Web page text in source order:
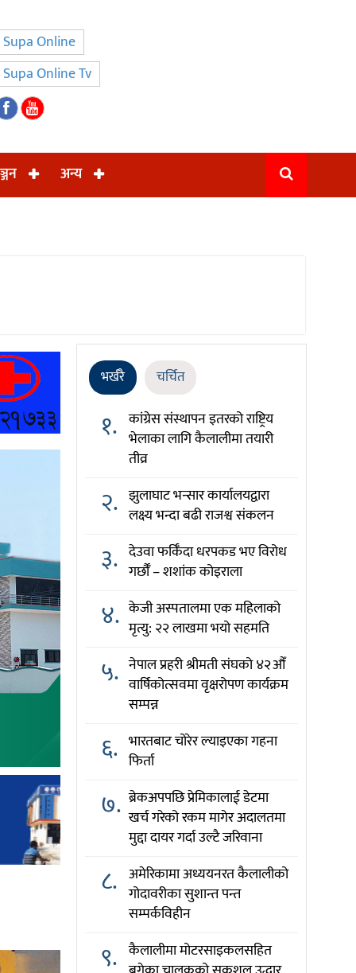
Supa Online
Supa Online Tv
अन्य
भर्खरै चर्चित
१. कांग्रेस संस्थापन इतरको राष्ट्रिय
भेलाका लागि कैलालीमा तयारी
तीव्र
२. झुलाघाट भन्सार कार्यालयद्वारा
लक्ष्य भन्दा बढी राजश्व संकलन
३. देउवा फर्किँदा धरपकड भए विरोध
गर्छौँं – शशांक कोइराला
४. केजी अस्पतालमा एक महिलाको
मृत्यु: २२ लाखमा भयो सहमति
५. नेपाल प्रहरी श्रीमती संघको ४२औँ
वार्षिकोत्सवमा वृक्षरोपण कार्यक्रम
सम्पन्न
६. भारतबाट चोरेर ल्याइएका गहना
फिर्ता
७. ब्रेकअपपछि प्रेमिकालाई डेटमा
खर्च गरेको रकम मागेर अदालतमा
मुद्दा दायर गर्दा उल्टै जरिवाना
८. अमेरिकामा अध्ययनरत कैलालीको
गोदावरीका सुशान्त पन्त
सम्पर्कविहीन
९. कैलालीमा मोटरसाइकलसहित